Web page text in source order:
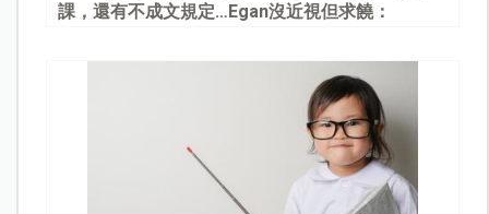
課，還有不成文規定…Egan沒近視但求饒：